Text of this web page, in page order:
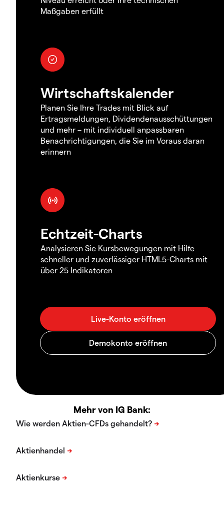
Maßgaben erfüllt
Wirtschaftskalender
Planen Sie Ihre Trades mit Blick auf
Ertragsmeldungen, Dividendenausschüttungen
und mehr – mit individuell anpassbaren
Benachrichtigungen, die Sie im Voraus daran
erinnern
Echtzeit-Charts
Analysieren Sie Kursbewegungen mit Hilfe
schneller und zuverlässiger HTML5-Charts mit
über 25 Indikatoren
Mehr von IG Bank: